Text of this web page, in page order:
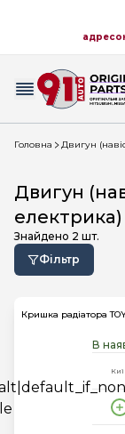
Головна Двигун
Двигун
Знайдено 2 шт.
Фільтр
Кришка радіатора
В